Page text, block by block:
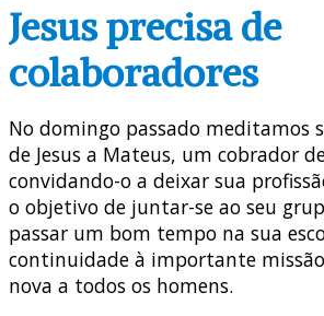
Jesus precisa de
colaboradores
No domingo passado meditamos
de Jesus a Mateus, um cobrador
convidando-o a deixar sua
o objetivo de juntar-se ao seu
passar um bom tempo na sua
continuidade à importante
nova a todos os homens.